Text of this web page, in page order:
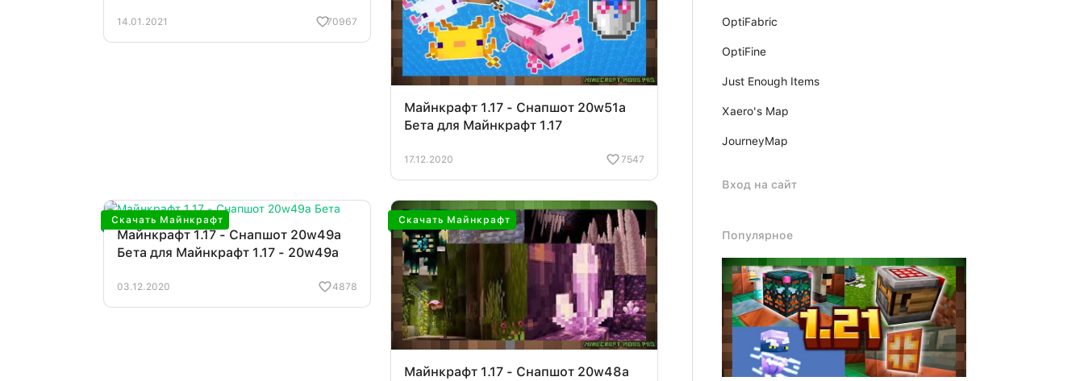
14.01.2021 70967
Майнкрафт 1.17 - Снапшот 20w51a
Бета для Майнкрафт 1.17
17.12.2020 7547
Скачать Майнкрафт
Майнкрафт 1.17 - Снапшот 20w49a
Бета для Майнкрафт 1.17 - 20w49a
03.12.2020 4878
Скачать Майнкрафт
Майнкрафт 1.17 - Снапшот 20w48a
OptiFabric
OptiFine
Just Enough Items
Xаero's Mаp
JourneyMap
Вход на сайт
Популярное